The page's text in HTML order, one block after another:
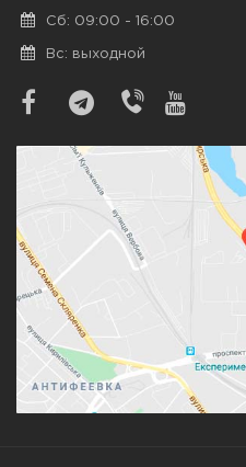
Сб: 09:00 - 16:00
Вс: выходной